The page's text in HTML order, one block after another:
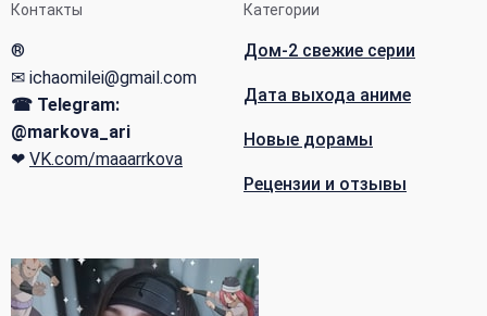
Контакты
®
✉ ichaomilei@gmail.com
☎ Telegram:
@markova_ari
❤ VK.com/maaarrkova
Категории
Дом-2 свежие серии
Дата выхода аниме
Новые дорамы
Рецензии и отзывы